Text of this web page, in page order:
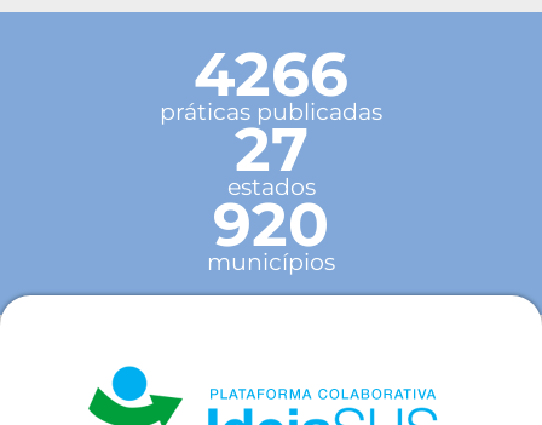
4266
práticas publicadas
27
estados
920
municípios